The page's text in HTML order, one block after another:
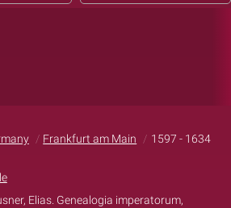
Frankfurt am Main 1597 - 1634
Elias. Genealogia imperatorum,